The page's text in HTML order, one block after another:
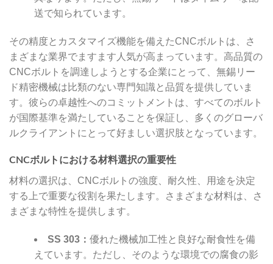
送で知られています。
その精度とカスタマイズ機能を備えたCNCボルトは、さ
まざまな業界でますます人気が高まっています。高品質の
CNCボルトを調達しようとする企業にとって、無錫リー
ド精密機械は比類のない専門知識と品質を提供していま
す。彼らの卓越性へのコミットメントは、すべてのボルト
が国際基準を満たしていることを保証し、多くのグローバ
ルクライアントにとって好ましい選択肢となっています。
CNCボルトにおける材料選択の重要性
材料の選択は、CNCボルトの強度、耐久性、用途を決定
する上で重要な役割を果たします。さまざまな材料は、さ
まざまな特性を提供します。
SS 303： 優れた機械加工性と良好な耐食性を備
えています。ただし、そのような環境での腐食の影